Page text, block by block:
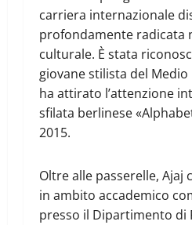
carriera internazionale
profondamente radicata
culturale. È stata
giovane stilista del
ha attirato l’attenzione
sfilata berlinese
2015.
Oltre alle passerelle, Ajaj
in ambito accademico
presso il Dipartimento di